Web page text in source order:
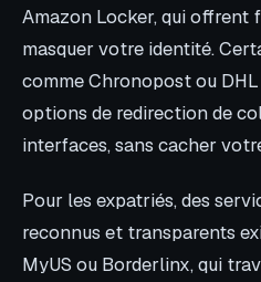
Amazon Locker, qui offrent
masquer votre identité.
comme Chronopost ou
options de redirection de
interfaces, sans cacher
Pour les expatriés, des
reconnus et transparents
MyUS ou Borderlinx, qui